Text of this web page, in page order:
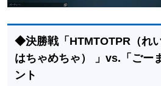
◆決勝戦「HTMTOTPR（れ
はちゃめちゃ） 」vs.「ごー
ント